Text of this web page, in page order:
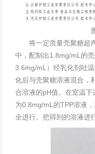
将一定质量壳聚糖超
中，配制出1.8mg/mL的
3.6mg/mL）经乳化剂吐
化后与壳聚糖溶液混合，
合溶液的pH值。在室温
为0.8mg/mL的TPP溶液
全进行。把得到的溶液进